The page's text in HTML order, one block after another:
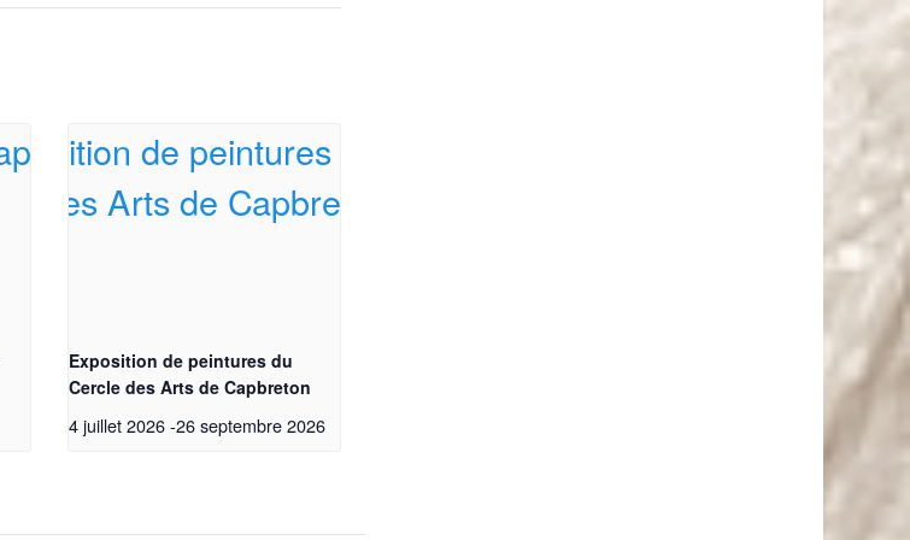
Exposition de peintures du
Cercle des Arts de Capbreton
4 juillet 2026-26 septembre 2026